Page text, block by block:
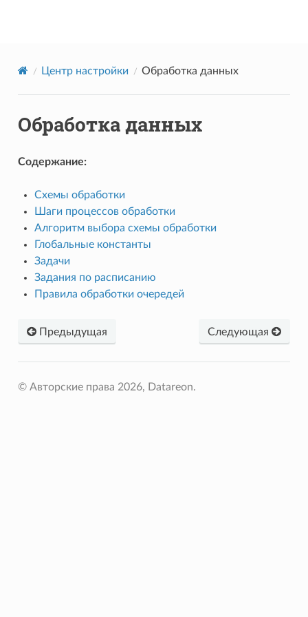
Центр настройки Обработка данных
Обработка данных
Содержание:
Схемы обработки
Шаги процессов обработки
Алгоритм выбора схемы обработки
Глобальные константы
Задачи
Задания по расписанию
Правила обработки очередей
Предыдущая Следующая
© Авторские права 2026, Datareon.